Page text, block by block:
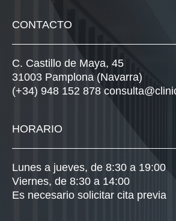
CONTACTO
C. Castillo de Maya, 45
31003 Pamplona (Navarra)
(+34) 948 152 878
HORARIO
Lunes a jueves, de 8:30 a 19:00
Viernes, de 8:30 a 14:00
Es necesario solicitar cita previa